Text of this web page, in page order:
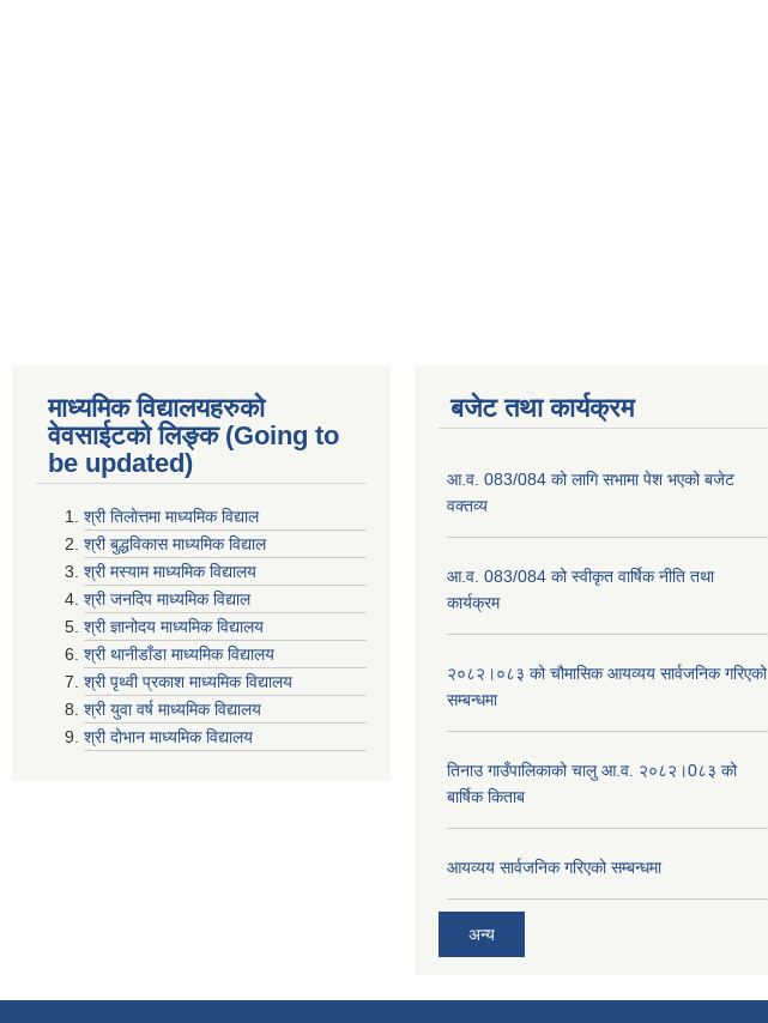
माध्यमिक विद्यालयहरुकाे
वेवसाईटको लिङ्क (Going to
be updated)
श्री तिलाेत्तमा माध्यमिक विद्याल
श्री बुद्धविकास माध्यमिक विद्याल
श्री मस्याम माध्यमिक विद्यालय
श्री जनदिप माध्यमिक विद्याल
श्री ज्ञानोदय माध्यमिक विद्यालय
श्री थानीडाँडा माध्यमिक विद्यालय
श्री पृथ्वी प्रकाश माध्यमिक विद्यालय
श्री युवा वर्ष माध्यमिक विद्यालय
श्री दोभान माध्यमिक विद्यालय
बजेट तथा कार्यक्रम
आ.व. 083/084 को लागि सभामा पेश भएको बजेट
वक्तव्य
आ.व. 083/084 को स्वीकृत वार्षिक नीति तथा
कार्यक्रम
२०८२।०८३ को चौमासिक आयव्यय सार्वजनिक गरिएको
सम्बन्धमा
तिनाउ गाउँपालिकाको चालु आ.व. २०८२।0८३ को
बार्षिक किताब
आयव्यय सार्वजनिक गरिएको सम्बन्धमा
अन्य